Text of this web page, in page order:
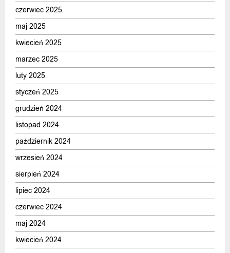
czerwiec 2025
maj 2025
kwiecień 2025
marzec 2025
luty 2025
styczeń 2025
grudzień 2024
listopad 2024
październik 2024
wrzesień 2024
sierpień 2024
lipiec 2024
czerwiec 2024
maj 2024
kwiecień 2024